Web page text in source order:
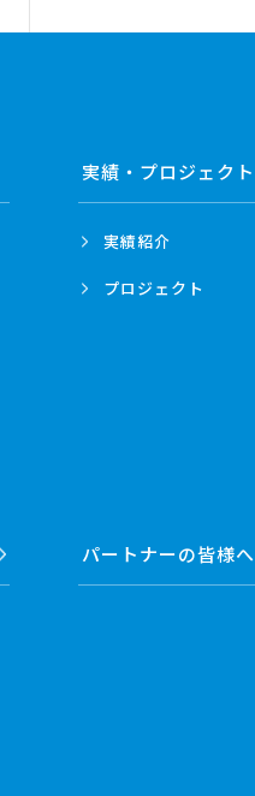
実績・プロジェクト
実績紹介
プロジェクト
パートナーの皆様へ